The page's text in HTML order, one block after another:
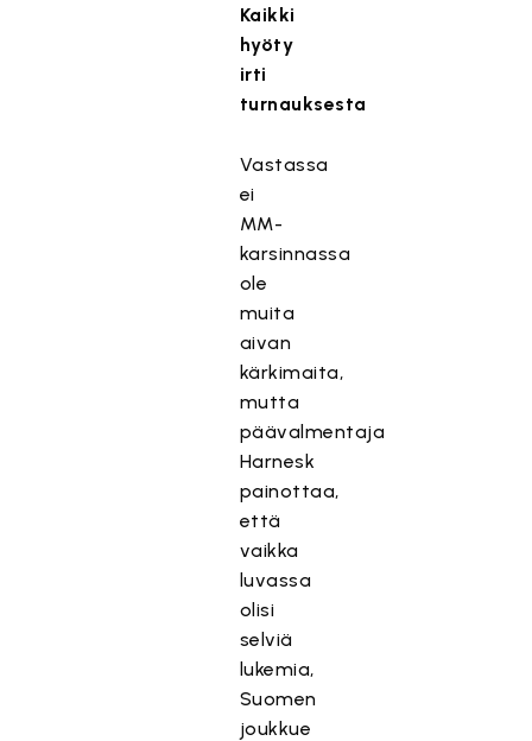
Kaikki
hyöty
irti
turnauksesta
Vastassa
ei
MM-
karsinnassa
ole
muita
aivan
kärkimaita,
mutta
päävalmentaja
Harnesk
painottaa,
että
vaikka
luvassa
olisi
selviä
lukemia,
Suomen
joukkue